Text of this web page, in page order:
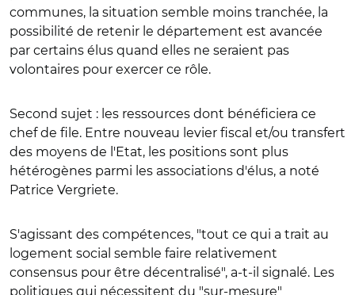
communes, la situation semble moins tranchée, la
possibilité de retenir le département est avancée
par certains élus quand elles ne seraient pas
volontaires pour exercer ce rôle.
Second sujet : les ressources dont bénéficiera ce
chef de file. Entre nouveau levier fiscal et/ou transfert
des moyens de l'Etat, les positions sont plus
hétérogènes parmi les associations d'élus, a noté
Patrice Vergriete.
S'agissant des compétences, "tout ce qui a trait au
logement social semble faire relativement
consensus pour être décentralisé", a-t-il signalé. Les
politiques qui nécessitent du "sur-mesure"